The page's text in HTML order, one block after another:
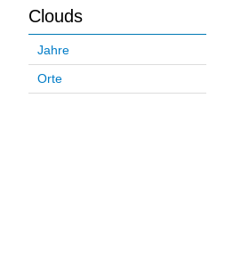
Clouds
Jahre
Orte